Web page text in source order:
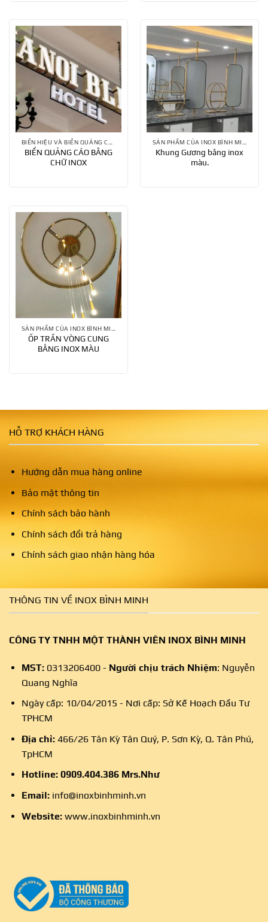
BIỂN QUẢNG CÁO BẰNG
CHỮ INOX
Khung Gương bằng inox
màu.
ỐP TRẦN VÒNG CUNG
BẰNG INOX MÀU
HỖ TRỢ KHÁCH HÀNG
Hướng dẫn mua hàng online
Bảo mật thông tin
Chính sách bảo hành
Chính sách đổi trả hàng
Chính sách giao nhận hàng hóa
THÔNG TIN VỀ INOX BÌNH MINH
CÔNG TY TNHH MỘT THÀNH VIÊN INOX BÌNH MINH
MST:0313206400 - Người chịu trách Nhiệm: Nguyễn
Quang Nghĩa
Ngày cấp: 10/04/2015 - Nơi cấp: Sở Kế Hoạch Đầu Tư
TPHCM
Địa chỉ:466/26 Tân Kỳ Tân Quý, P. Sơn Kỳ, Q. Tân Phú,
TpHCM
Hotline: 0909.404.386Mrs.Như
Email: info@inoxbinhminh.vn
Website: www.inoxbinhminh.vn